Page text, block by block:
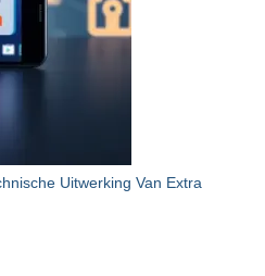
Uitwerking Van Extra